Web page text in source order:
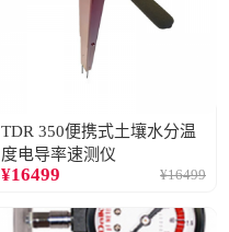
TDR 350便携式土壤水分温
度电导率速测仪
¥16499 ¥16499